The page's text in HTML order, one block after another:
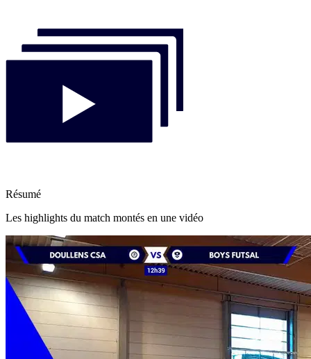
Résumé
Les highlights du match montés en une vidéo